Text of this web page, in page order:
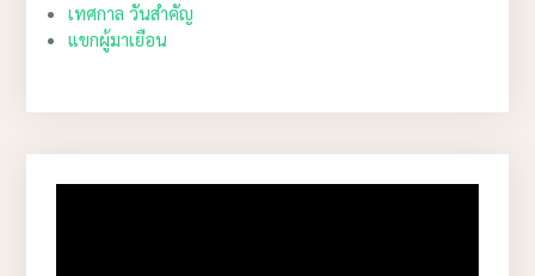
เทศกาล วันสำคัญ
แขกผู้มาเยือน